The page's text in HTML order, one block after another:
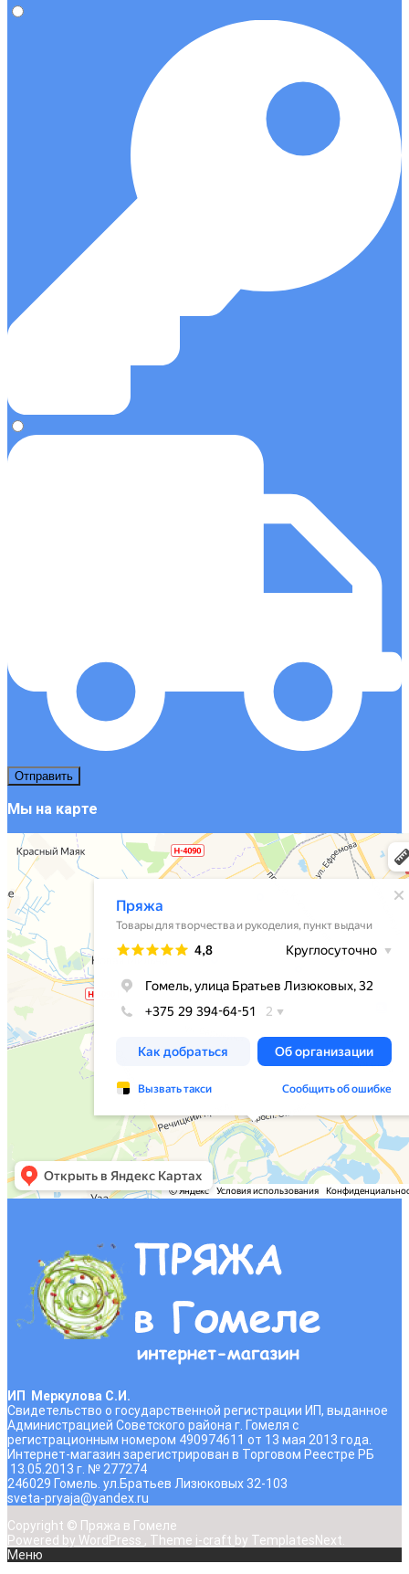
Мы на карте
ИП Меркулова С.И.
Свидетельство о государственной регистрации ИП, выданное
Администрацией Советского района г. Гомеля с
регистрационным номером 490974611 от 13 мая 2013 года.
Интернет-магазин зарегистрирован в Торговом Реестре РБ
13.05.2013 г. № 277274
246029 Гомель. ул.Братьев Лизюковых 32-103
sveta-pryaja@yandex.ru
Copyright © Пряжа в Гомеле
Powered by WordPress , Theme i-craft by TemplatesNext.
Меню